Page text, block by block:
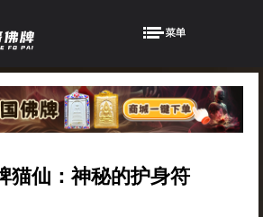
猫仙：神秘的护身符